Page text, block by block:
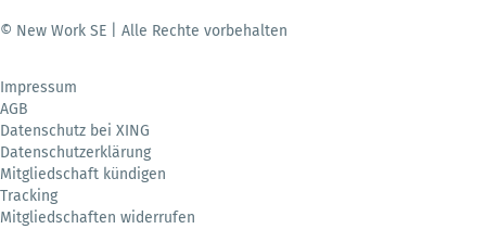
© New Work SE | Alle Rechte vorbehalten
Impressum
AGB
Datenschutz bei XING
Datenschutzerklärung
Mitgliedschaft kündigen
Tracking
Mitgliedschaften widerrufen